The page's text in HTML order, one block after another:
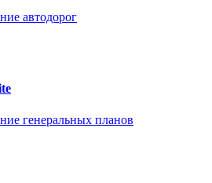
автодорог
генеральных планов